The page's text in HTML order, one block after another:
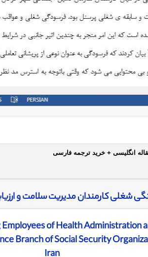
انگلیسی + خرید ترجمه فارسی
شغلی کارمندان مدیریت سلامت و
of Health Administration
Branch of Social Security